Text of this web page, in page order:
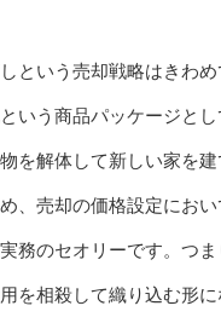
という売却戦略はきわ
いう商品パッケージとし
を解体して新しい家を
、売却の価格設定におい
務のセオリーです。つ
を相殺して織り込む形に